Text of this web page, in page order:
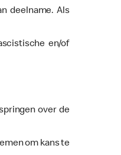
deelname. Als
en/of
over de
om kans te